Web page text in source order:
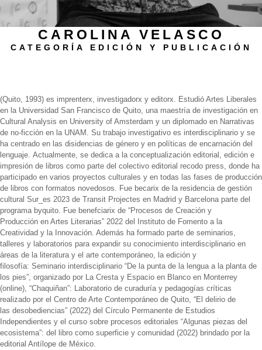
CAROLINA VELASCO
CATEGORÍA EDICIÓN Y PUBLICACIÓN
(Quito, 1993) es imprenterx, investigadorx y editorx. Estudió Artes Liberales
en la Universidad San Francisco de Quito, una maestría de investigación en
Cultural Analysis en University of Amsterdam y un diplomado en Narrativas
de no-ficción en la UNAM. Su trabajo investigativo es interdisciplinario y se
ha centrado en las disidencias de género y en políticas de encarnación del
lenguaje. Actualmente, se dedica a la conceptualización editorial, edición e
impresión de libros como parte del colectivo editorial recodo press, donde ha
participado en varios proyectos culturales y en todas las fases de producción
de libros con formatos novedosos. Fue becarix de la residencia de gestión
cultural Sur_es 2023 de Transit Projectes en Madrid y Barcelona parte del
programa byquito. Fue benefciarix de “Procesos de Creación y
Producción en Artes Literarias” 2022 del Instituto de Fomento a la
Creatividad y la Innovación. Además ha formado parte de seminarios,
talleres y laboratorios para expandir su conocimiento interdisciplinario en
áreas de la literatura y el arte contemporáneo, la edición y
filosofía: Seminario interdisciplinario “De la punta de la lengua a la planta de
los pies”, organizado por La Cresta y Espacio en Blanco en Monterrey
(online), “Chaquiñan”: Laboratorio de curaduría y pedagogías críticas
realizado por el Centro de Arte Contemporáneo de Quito, “El delirio de
las desobediencias” (2022) del Círculo Permanente de Estudios
Independientes y el curso sobre procesos editoriales “Algunas piezas del
ecosistema”: del libro como superficie y comunidad (2022) brindado por la
editorial Antílope de México.